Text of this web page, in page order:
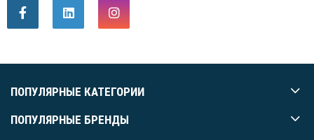
ПОПУЛЯРНЫЕ КАТЕГОРИИ
ПОПУЛЯРНЫЕ БРЕНДЫ